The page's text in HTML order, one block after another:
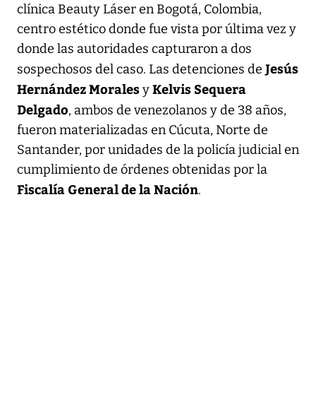
clínica Beauty Láser en Bogotá, Colombia,
centro estético donde fue vista por última vez y
donde las autoridades capturaron a dos
sospechosos del caso. Las detenciones de Jesús
Hernández MoralesyKelvis Sequera
Delgado, ambos de venezolanos y de 38 años,
fueron materializadas en Cúcuta, Norte de
Santander, por unidades de la policía judicial en
cumplimiento de órdenes obtenidas por la
Fiscalía General de la Nación.